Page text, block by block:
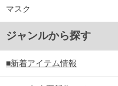
マスク
ジャンルから探す
■新着アイテム情報